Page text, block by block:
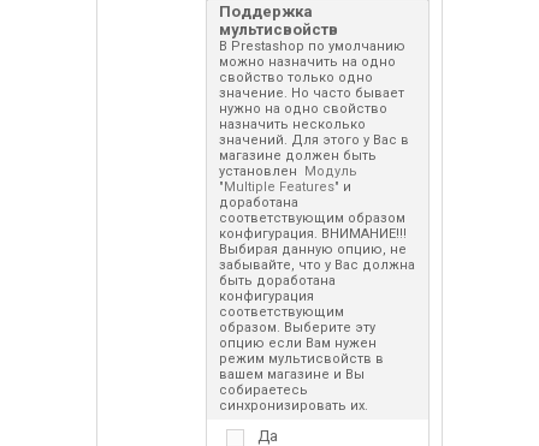
Поддержка
мультисвойств
В Prestashop по умолчанию
можно назначить на одно
свойство только одно
значение. Но часто бывает
нужно на одно свойство
назначить несколько
значений. Для этого у Вас в
магазине должен быть
установлен Модуль
"Multiple Features" и
доработана
соответствующим образом
конфигурация. ВНИМАНИЕ!!!
Выбирая данную опцию, не
забывайте, что у Вас должна
быть доработана
конфигурация
соответствующим
образом. Выберите эту
опцию если Вам нужен
режим мультисвойств в
вашем магазине и Вы
собираетесь
синхронизировать их.
Да